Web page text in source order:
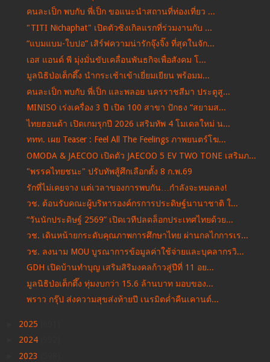
คนละเป็ก พบกับ พี่เป็ก ขอแนะนำสถานที่ท่องเที่ยว ...
"TITI Nichaphat" เปิดตัวซิงเกิลแรกที่ร่วมงานกับ ...
“แบมแบม-ใบปอ” เสิร์ฟความน่ารักจุ๊งจิ๊ง ที่สุดในจัก...
เอส แอนด์ พี มุ่งมั่นขับเคลื่อนพันธกิจเพื่อสังคม โ...
มูลนิธิป่อเต็กตึ๊ง นำกระเช้าเข้าเยี่ยมเยียน พร้อมม...
คนละเป็ก พบกับ พี่เป็ก และพลอย นครราชสีมา ประตูสู...
MINISO เร่งเครื่อง 3 ปี เปิด 100 สาขา ปักธง “สยามส...
ไทยฮอนด้า เปิดเกมรุกปี 2026 เสริมทัพ 4 โมเดลใหม่ น...
ททท. เผย Teaser : Feel All The Feelings ภาพยนตร์โฆ...
OMODA & JAECOO เปิดตัว JAECOO 5 EV TWO TONE เสริมภ...
"พรรคไทยชนะ" ปรับทัพสู้ศึกเลือกตั้ง 8 ก.พ.69
รักที่ไม่เคยจาง แต่เวลาของการพบกัน…กำลังจะหมดลง!
วช. ต้อนรับคณะผู้บริหารองค์กรการประดิษฐ์นานาชาติ ใ...
“วันนักประดิษฐ์ 2569” เปิดเวทีปลดล็อกประเทศไทยด้วย...
วช. เดินหน้ายกระดับคุณภาพการศึกษาไทย ผ่านกลไกการเร...
วช. ลงนาม MOU บูรณาการข้อมูลค่าใช้จ่ายและบุคลากรวิ...
GDH เปิดบ้านทำบุญ เสริมสิริมงคลก้าวสู่ปีที่ 11 อย...
มูลนิธิป่อเต็กตึ๊ง ทุ่มงบกว่า 15.6 ล้านบาท มอบของ...
พราว กรุ๊ป ส่งความสุขส่งท้ายปี เนรมิตค่ำคืนเคานต์...
2025
2024
2023